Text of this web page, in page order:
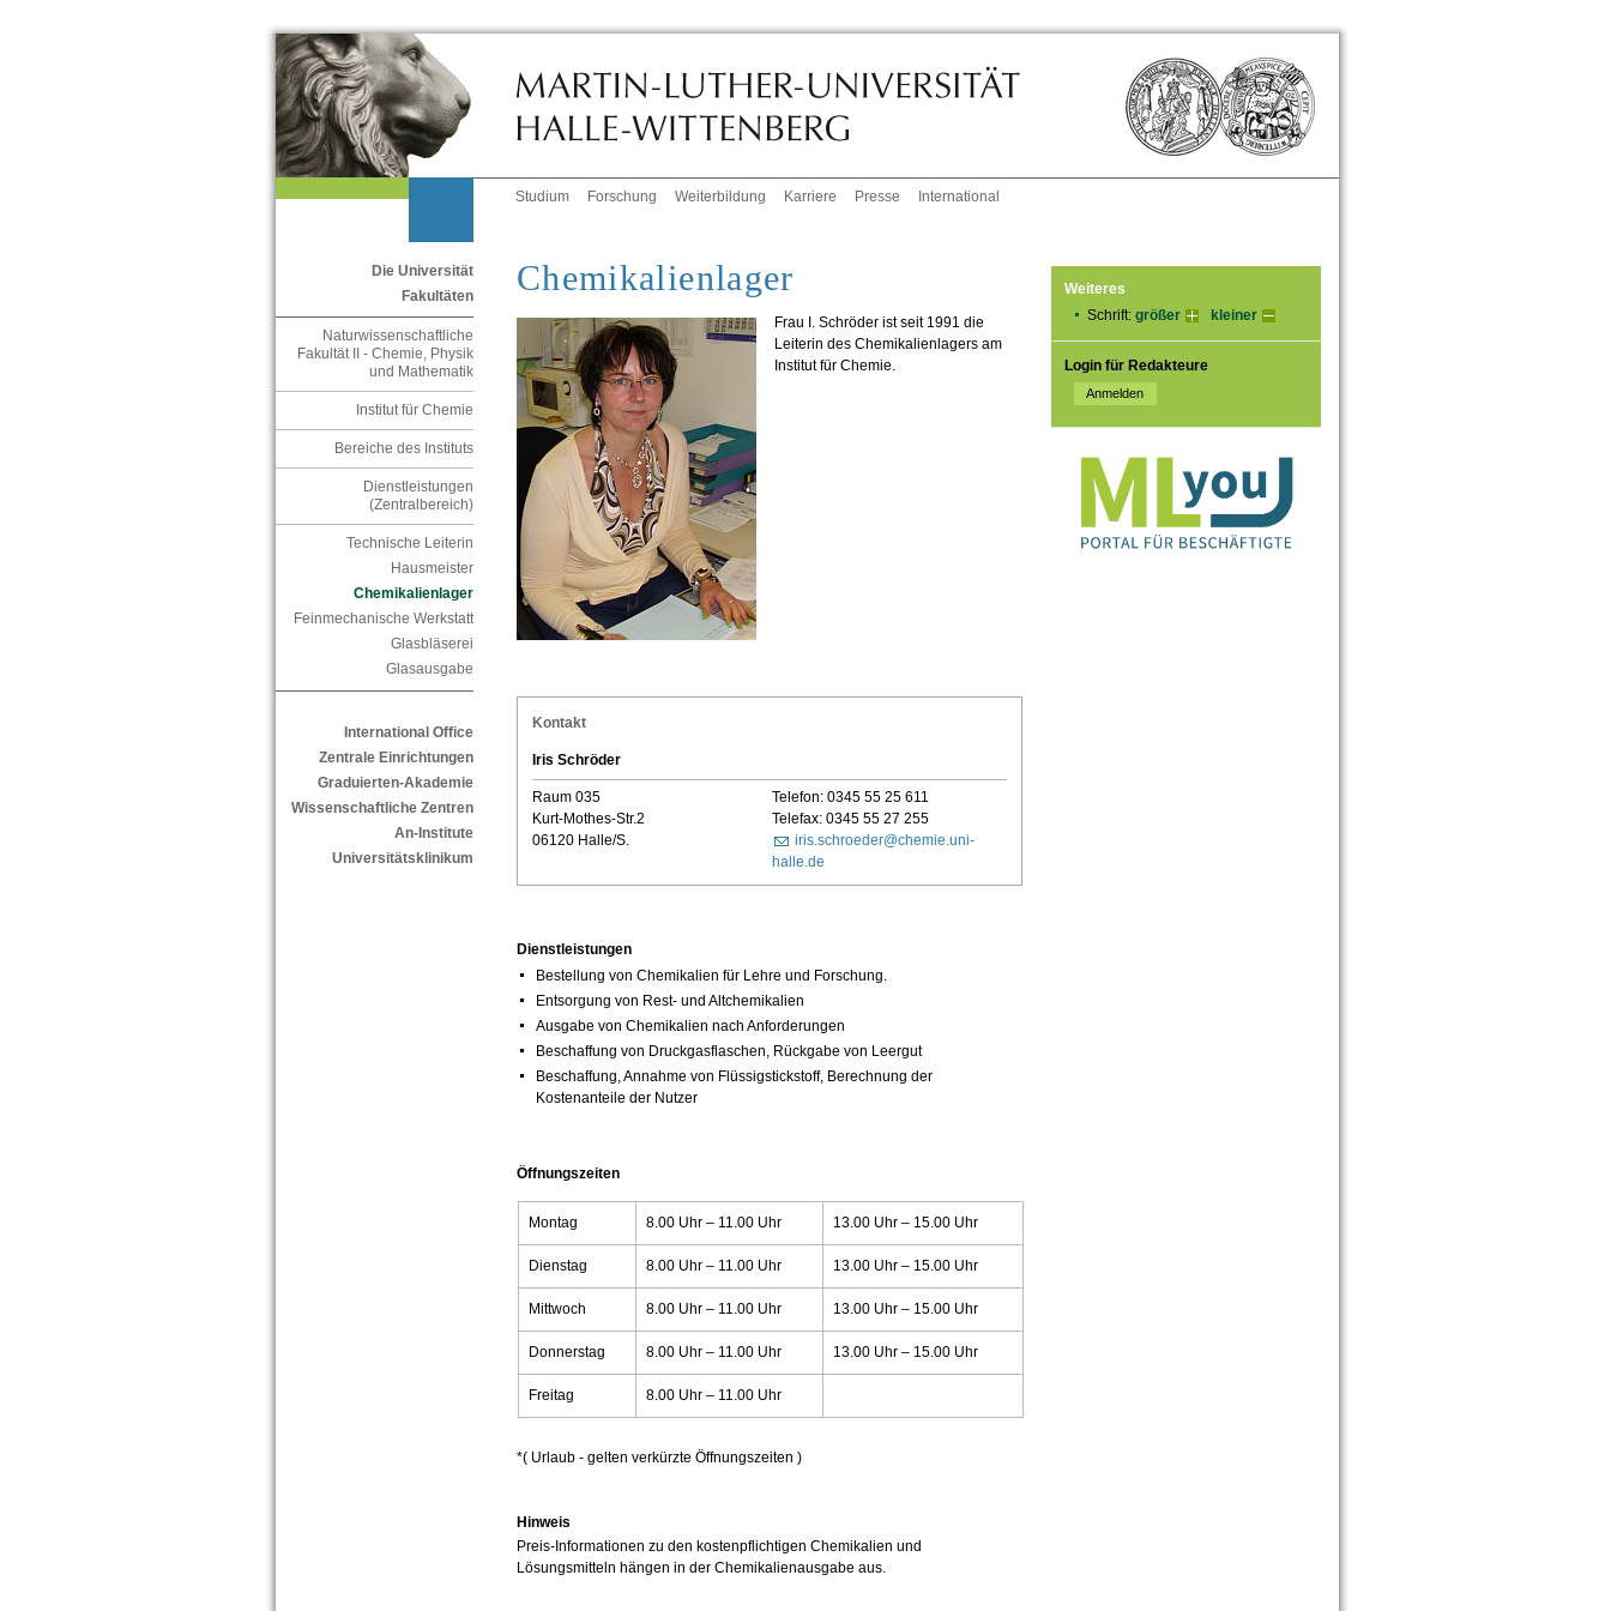
Studium Forschung Weiterbildung Karriere Presse International
Die Universität
Fakultäten
Naturwissenschaftliche
Fakultät II - Chemie, Physik
und Mathematik
Institut für Chemie
Bereiche des Instituts
Dienstleistungen
(Zentralbereich)
Technische Leiterin
Hausmeister
Chemikalienlager
Feinmechanische Werkstatt
Glasbläserei
Glasausgabe
International Office
Zentrale Einrichtungen
Graduierten-Akademie
Wissenschaftliche Zentren
An-Institute
Universitätsklinikum
Weiteres
Schrift: größer kleiner
Login für Redakteure
Chemikalienlager
Frau I. Schröder ist seit 1991 die
Leiterin des Chemikalienlagers am
Institut für Chemie.
Kontakt
Iris Schröder
Raum 035
Kurt-Mothes-Str.2
06120 Halle/S.
Telefon: 0345 55 25 611
Telefax: 0345 55 27 255
iris.schroeder@chemie.uni-
halle.de
Dienstleistungen
Bestellung von Chemikalien für Lehre und Forschung.
Entsorgung von Rest- und Altchemikalien
Ausgabe von Chemikalien nach Anforderungen
Beschaffung von Druckgasflaschen, Rückgabe von Leergut
Beschaffung, Annahme von Flüssigstickstoff, Berechnung der
Kostenanteile der Nutzer
Öffnungszeiten
Montag 8.00 Uhr – 11.00 Uhr 13.00 Uhr – 15.00 Uhr
Dienstag 8.00 Uhr – 11.00 Uhr 13.00 Uhr – 15.00 Uhr
Mittwoch 8.00 Uhr – 11.00 Uhr 13.00 Uhr – 15.00 Uhr
Donnerstag 8.00 Uhr – 11.00 Uhr 13.00 Uhr – 15.00 Uhr
Freitag 8.00 Uhr – 11.00 Uhr
*( Urlaub - gelten verkürzte Öffnungszeiten )
Hinweis
Preis-Informationen zu den kostenpflichtigen Chemikalien und
Lösungsmitteln hängen in der Chemikalienausgabe aus.